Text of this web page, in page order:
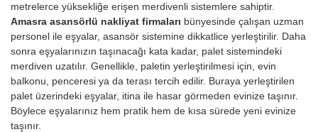
metrelerce yüksekliğe erişen merdivenli sistemlere sahiptir.
Amasra asansörlü nakliyat firmaları bünyesinde çalışan uzman
personel ile eşyalar, asansör sistemine dikkatlice yerleştirilir. Daha
sonra eşyalarınızın taşınacağı kata kadar, palet sistemindeki
merdiven uzatılır. Genellikle, paletin yerleştirilmesi için, evin
balkonu, penceresi ya da terası tercih edilir. Buraya yerleştirilen
palet üzerindeki eşyalar, itina ile hasar görmeden evinize taşınır.
Böylece eşyalarınız hem pratik hem de kısa sürede yeni evinize
taşınır.